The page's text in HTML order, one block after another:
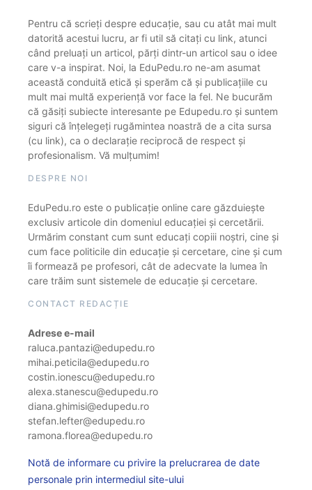
Pentru că scrieți despre educație, sau cu atât mai mult
datorită acestui lucru, ar fi util să citați cu link, atunci
când preluați un articol, părți dintr-un articol sau o idee
care v-a inspirat. Noi, la EduPedu.ro ne-am asumat
această conduită etică și sperăm că și publicațiile cu
mult mai multă experiență vor face la fel. Ne bucurăm
că găsiți subiecte interesante pe Edupedu.ro și suntem
siguri că înțelegeți rugămintea noastră de a cita sursa
(cu link), ca o declarație reciprocă de respect și
profesionalism. Vă mulțumim!
DESPRE NOI
EduPedu.ro este o publicație online care găzduiește
exclusiv articole din domeniul educației și cercetării.
Urmărim constant cum sunt educați copiii noștri, cine și
cum face politicile din educație și cercetare, cine și cum
îi formează pe profesori, cât de adecvate la lumea în
care trăim sunt sistemele de educație și cercetare.
CONTACT REDACȚIE
Adrese e-mail
raluca.pantazi@edupedu.ro
mihai.peticila@edupedu.ro
costin.ionescu@edupedu.ro
alexa.stanescu@edupedu.ro
diana.ghimisi@edupedu.ro
stefan.lefter@edupedu.ro
ramona.florea@edupedu.ro
Notă de informare cu privire la prelucrarea de date
personale prin intermediul site-ului